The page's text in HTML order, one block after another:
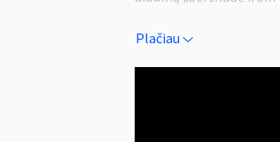
Soho rajoną – pasaulį,
pavojaus grėsmės.
Plačiau